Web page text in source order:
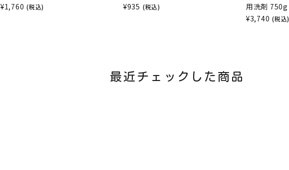
¥1,760 (税込)
¥935 (税込)
用洗剤 750g
¥3,740 (税込
最近チェックした商品